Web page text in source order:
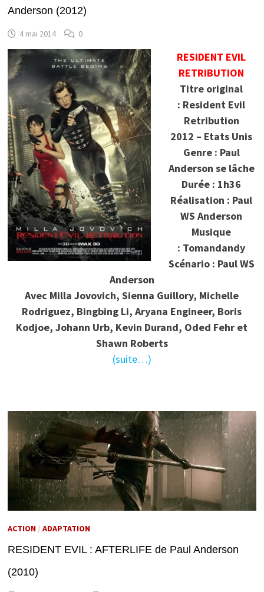
Anderson (2012)
4 mai 2014 0
RESIDENT EVIL
RETRIBUTION
Titre original
: Resident Evil
Retribution
2012 – Etats Unis
Genre : Paul
Anderson se lâche
Durée : 1h36
Réalisation : Paul
WS Anderson
Musique
: Tomandandy
Scénario : Paul WS
Anderson
Avec Milla Jovovich, Sienna Guillory, Michelle
Rodriguez, Bingbing Li, Aryana Engineer, Boris
Kodjoe, Johann Urb, Kevin Durand, Oded Fehr et
Shawn Roberts
(suite…)
ACTION/ ADAPTATION
RESIDENT EVIL : AFTERLIFE de Paul Anderson
(2010)